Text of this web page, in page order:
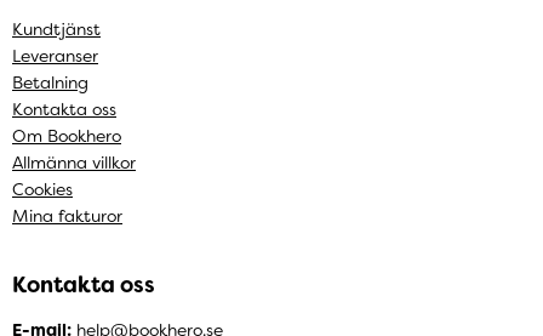
Kundtjänst
Leveranser
Betalning
Kontakta oss
Om Bookhero
Allmänna villkor
Cookies
Mina fakturor
Kontakta oss
E-mail: help@bookhero.se